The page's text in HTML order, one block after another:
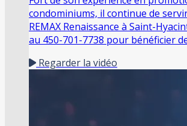
condominiums, il continue de
REMAX Renaissance à Saint-
au 450-701-7738 pour bénéficier
Regarder la vidéo